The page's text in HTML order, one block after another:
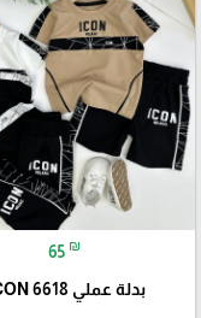
65 ₪
بدلة عملي ICON 6618